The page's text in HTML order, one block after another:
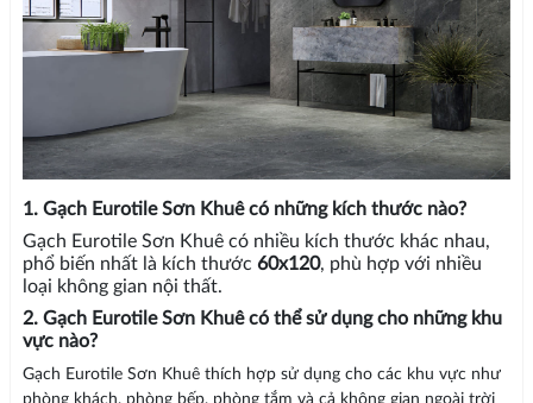
1. Gạch Eurotile Sơn Khuê có những kích thước nào?
Gạch Eurotile Sơn Khuê có nhiều kích thước khác nhau,
phổ biến nhất là kích thước 60x120, phù hợp với nhiều
loại không gian nội thất.
2. Gạch Eurotile Sơn Khuê có thể sử dụng cho những khu
vực nào?
Gạch Eurotile Sơn Khuê thích hợp sử dụng cho các khu vực như